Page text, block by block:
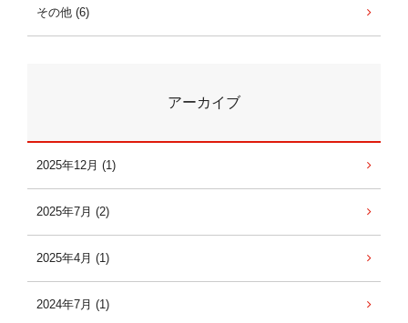
その他 (6)
アーカイブ
2025年12月 (1)
2025年7月 (2)
2025年4月 (1)
2024年7月 (1)